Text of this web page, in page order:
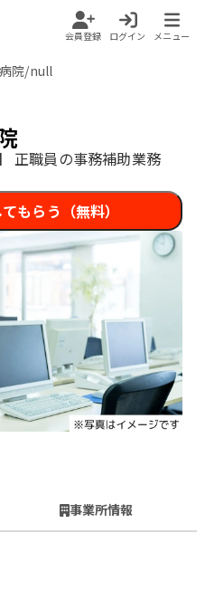
会員登録 ログイン メニュー
院/null
正職員の事務補助業務
もらう（無料）
事業所情報